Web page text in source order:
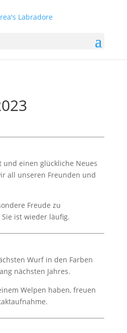
und einen glückliche Neues
all unseren Freunden und
Freude zu
ist wieder läufig.
Wurf in den Farben
nächsten Jahres.
Welpen haben, freuen